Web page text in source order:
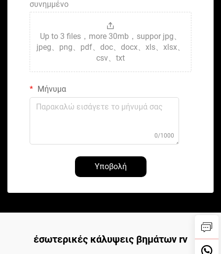
συνημμένο
Up to 3 files，more 30mb，suppor jpg、
jpeg、png、pdf、doc、docx、xls、xlsx、
csv、txt
Μήνυμα
0/1000
Υποβολή
έσωτερικές κάλυψεις βημάτων rv